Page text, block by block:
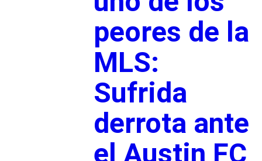
peores de la
MLS:
Sufrida
derrota ante
el Austin FC